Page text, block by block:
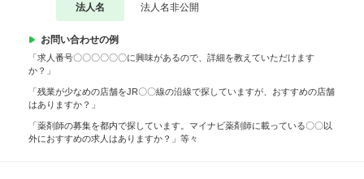
法人名 法人名非公開
お問い合わせの例
「求人番号〇〇〇〇〇〇に興味があるので、詳細を教えていただけます
か？」
「残業が少なめの店舗をJR〇〇線の沿線で探していますが、おすすめの店舗
はありますか？」
「薬剤師の募集を都内で探しています。マイナビ薬剤師に載っている〇〇以
外におすすめの求人はありますか？」等々